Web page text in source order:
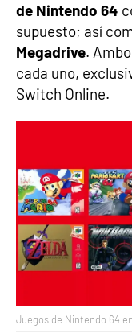
de Nintendo 64
supuesto; así
Megadrive.
cada uno,
Switch Online.
Juegos de Nintendo 64